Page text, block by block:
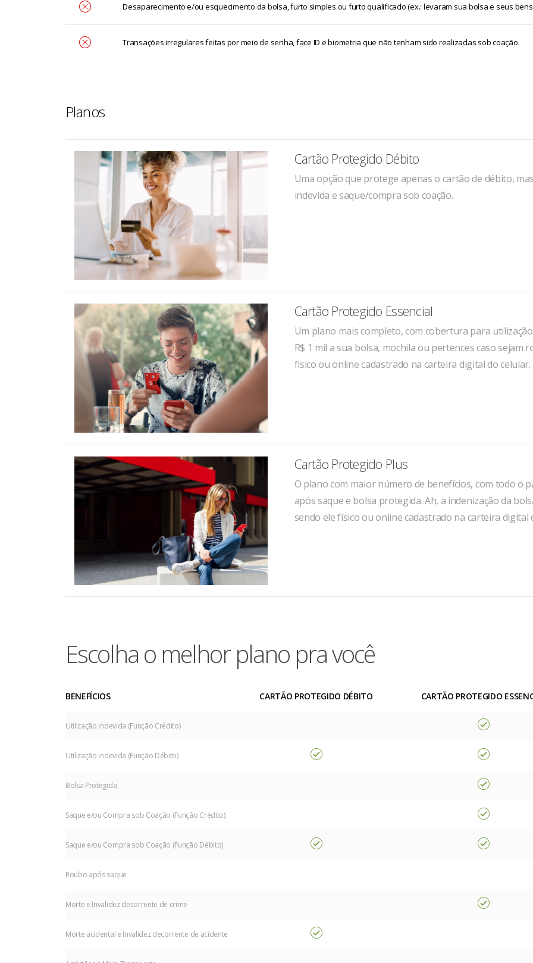
Desaparecimento e/ou esquecimento da bolsa, furto simples ou furto qualificado (ex.: levaram sua bolsa e seus
Transações irregulares feitas por meio de senha, face ID e biometria que não tenham sido realizadas sob coação.
Planos
Cartão Protegido Débito
Uma opção que protege apenas o cartão de débito,
indevida e saque/compra sob coação.
Cartão Protegido Essencial
Um plano mais completo, com cobertura para
R$ 1 mil a sua bolsa, mochila ou pertences caso
físico ou online cadastrado na carteira digital do celular.
Cartão Protegido Plus
O plano com maior número de benefícios, com todo o
após saque e bolsa protegida. Ah, a indenização da
sendo ele físico ou online cadastrado na carteira digital
Escolha o melhor plano pra você
BENEFÍCIOS CARTÃO PROTEGIDO DÉBITO CARTÃO PROTEGIDO
Utilização indevida (Função Crédito)
Utilização indevida (Função Débito)
Bolsa Protegida
Saque e/ou Compra sob Coação (Função Crédito)
Saque e/ou Compra sob Coação (Função Débito)
Roubo após saque
Morte e Invalidez decorrente de crime
Morte acidental e Invalidez decorrente de acidente